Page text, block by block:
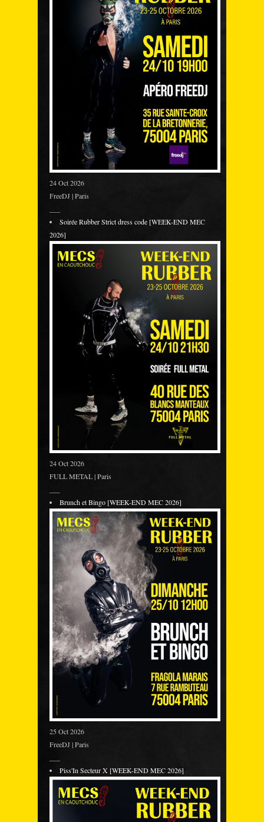
24 Oct 2026
FreeDJ | Paris
Soirée Rubber Strict dress code [WEEK-END MEC
2026]
24 Oct 2026
FULL METAL | Paris
Brunch et Bingo [WEEK-END MEC 2026]
25 Oct 2026
FreeDJ | Paris
Piss'In Secteur X [WEEK-END MEC 2026]